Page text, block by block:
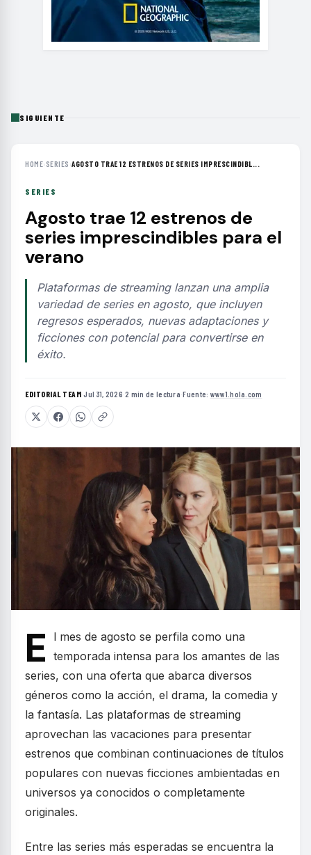
SIGUIENTE
HOME› SERIES ›AGOSTO TRAE 12 ESTRENOS DE SERIES IMPRESCINDIBL...
SERIES
Agosto trae 12 estrenos de
series imprescindibles para el
verano
Plataformas de streaming lanzan una amplia
variedad de series en agosto, que incluyen
regresos esperados, nuevas adaptaciones y
ficciones con potencial para convertirse en
éxito.
EDITORIAL TEAM·Jul 31, 2026·2 min de lectura·Fuente: www1.hola.com
E
l mes de agosto se perfila como una
temporada intensa para los amantes de las
series, con una oferta que abarca diversos
géneros como la acción, el drama, la comedia y
la fantasía. Las plataformas de streaming
aprovechan las vacaciones para presentar
estrenos que combinan continuaciones de títulos
populares con nuevas ficciones ambientadas en
universos ya conocidos o completamente
originales.
Entre las series más esperadas se encuentra la